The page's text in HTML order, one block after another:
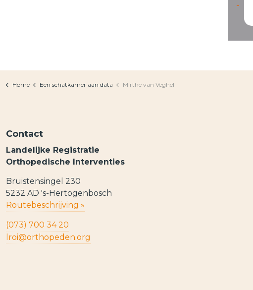
Home Een schatkamer aan data Mirthe van Veghel
Contact
Landelijke Registratie
Orthopedische Interventies
Bruistensingel 230
5232 AD 's-Hertogenbosch
Routebeschrijving »
(073) 700 34 20
lroi@orthopeden.org